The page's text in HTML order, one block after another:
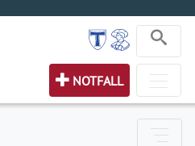
NOTFALL